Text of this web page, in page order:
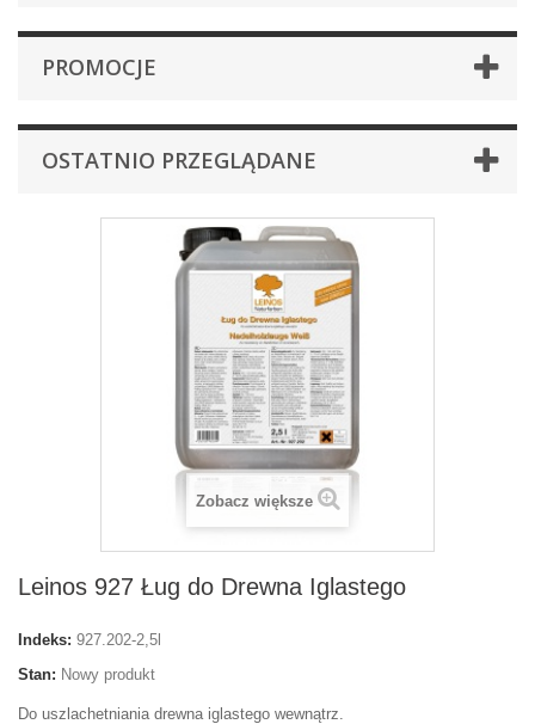
PROMOCJE
OSTATNIO PRZEGLĄDANE
Zobacz większe
Leinos 927 Ług do Drewna Iglastego
Indeks: 927.202-2,5l
Stan: Nowy produkt
Do uszlachetniania drewna iglastego wewnątrz.